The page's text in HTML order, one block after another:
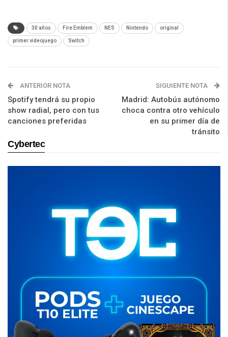
30 años Fire Emblem NES Nintendo original
primer videojuego Switch
ANTERIOR NOTA
Spotify tendrá su propio
show radial, pero con tus
canciones preferidas
SIGUIENTE NOTA
Madrid: Autobús autónomo
choca contra otro vehículo
en su primer día de
tránsito
Cybertec